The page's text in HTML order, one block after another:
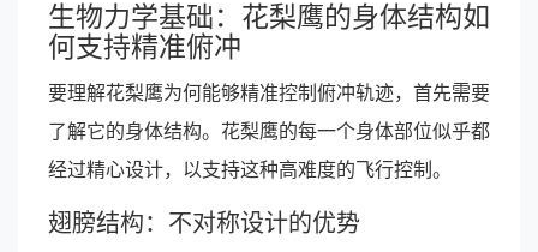
生物力学基础：花梨鹰的身体结构如
何支持精准俯冲
要理解花梨鹰为何能够精准控制俯冲轨迹，首先需要
了解它的身体结构。花梨鹰的每一个身体部位似乎都
经过精心设计，以支持这种高难度的飞行控制。
翅膀结构：不对称设计的优势